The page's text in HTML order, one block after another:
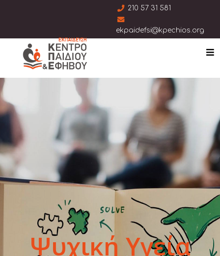
210 57 31 581
ekpaidefsi@kpechios.org
Ψυχική Υγεία
Αυτισμός
Πρώτες Βοήθειες
Εταιρικές